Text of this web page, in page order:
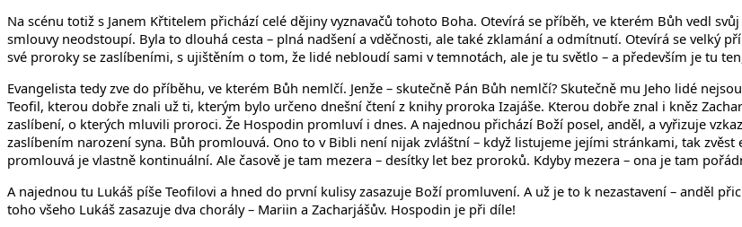
Na scénu totiž s Janem Křtitelem přichází celé dějiny vyznavačů tohoto Boha. Otevírá se příběh, ve kterém Bůh vedl
smlouvy neodstoupí. Byla to dlouhá cesta – plná nadšení a vděčnosti, ale také zklamání a odmítnutí. Otevírá se velký
své proroky se zaslíbeními, s ujištěním o tom, že lidé nebloudí sami v temnotách, ale je tu světlo – a především je tu
Evangelista tedy zve do příběhu, ve kterém Bůh nemlčí. Jenže – skutečně Pán Bůh nemlčí? Skutečně mu Jeho lidé
Teofil, kterou dobře znali už ti, kterým bylo určeno dnešní čtení z knihy proroka Izajáše. Kterou dobře znal i kněz
zaslíbení, o kterých mluvili proroci. Že Hospodin promluví i dnes. A najednou přichází Boží posel, anděl, a vyřizuje
zaslíbením narození syna. Bůh promlouvá. Ono to v Bibli není nijak zvláštní – když listujeme jejími stránkami, tak
promlouvá je vlastně kontinuální. Ale časově je tam mezera – desítky let bez proroků. Kdyby mezera – ona je tam
A najednou tu Lukáš píše Teofilovi a hned do první kulisy zasazuje Boží promluvení. A už je to k nezastavení – anděl
toho všeho Lukáš zasazuje dva chorály – Mariin a Zacharjášův. Hospodin je při díle!